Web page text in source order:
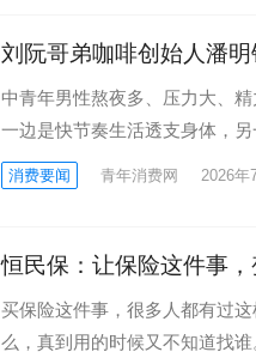
刘阮哥弟咖啡创始人潘
中青年男性熬夜多、压力大、
一边是快节奏生活透支身体，
消费要闻 青年消费网 2026年
恒民保：让保险这件事
买保险这件事，很多人都有过
么，真到用的时候又不知道找